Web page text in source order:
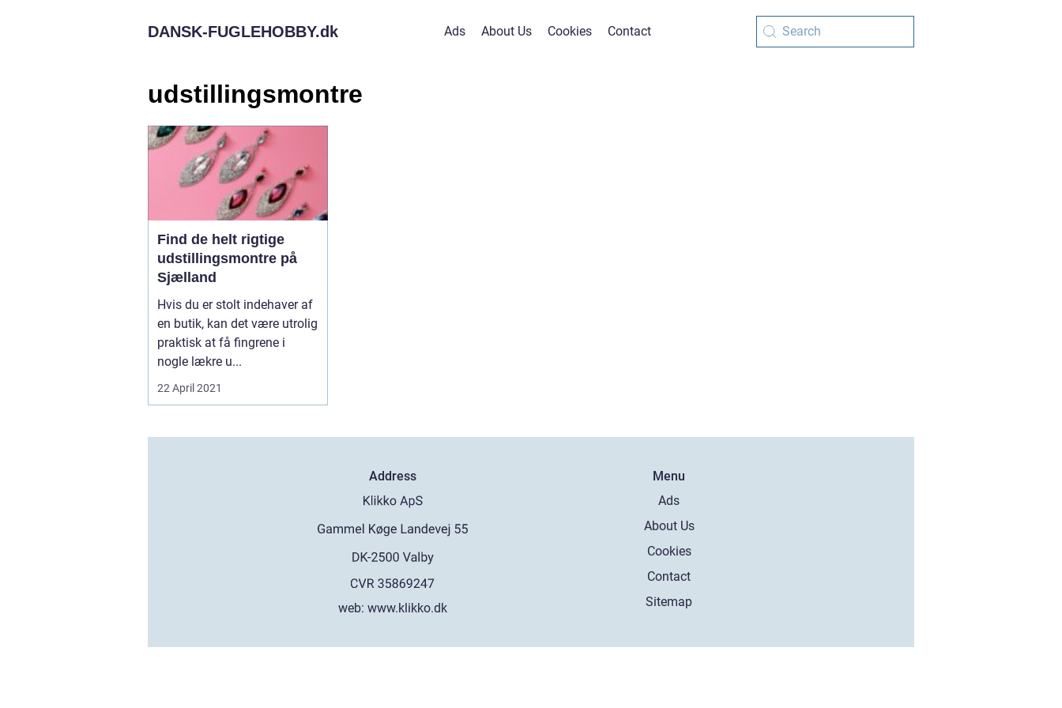
DANSK-FUGLEHOBBY.dk Ads About Us Cookies Contact
udstillingsmontre
Find de helt rigtige
udstillingsmontre på
Sjælland
Hvis du er stolt indehaver af
en butik, kan det være utrolig
praktisk at få fingrene i
nogle lækre u...
22 April 2021
Address
web:www.klikko.dk
Menu
Ads
About Us
Cookies
Contact
Sitemap